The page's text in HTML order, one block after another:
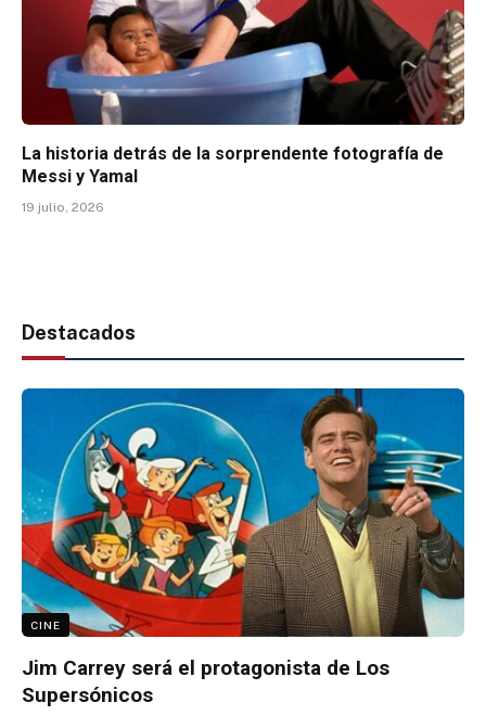
La historia detrás de la sorprendente fotografía de
Messi y Yamal
19 julio, 2026
Destacados
CINE
Jim Carrey será el protagonista de Los
Supersónicos